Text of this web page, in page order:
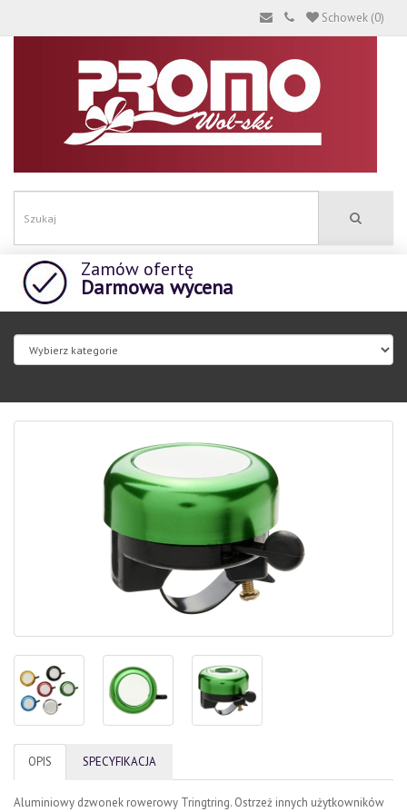
Schowek (0)
Zamów ofertę
Darmowa wycena
OPIS SPECYFIKACJA
Aluminiowy dzwonek rowerowy Tringtring. Ostrzeż innych użytkowników